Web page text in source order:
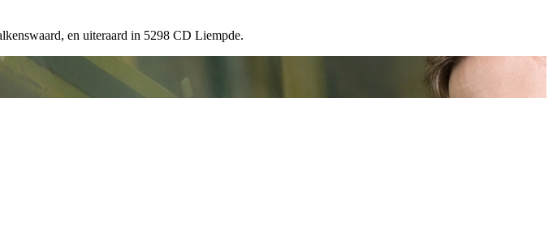
en uiteraard in 5298 CD Liempde.